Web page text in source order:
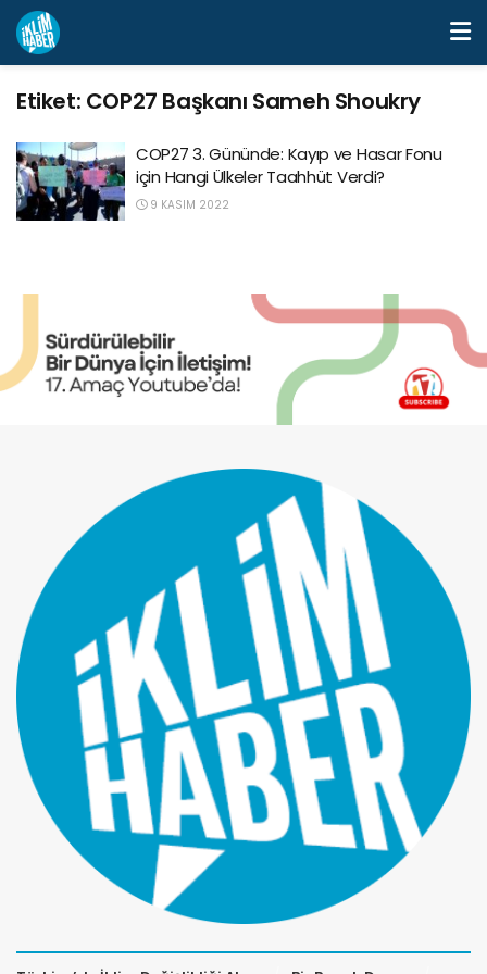
Etiket: COP27 Başkanı Sameh Shoukry
COP27 3. Gününde: Kayıp ve Hasar Fonu
için Hangi Ülkeler Taahhüt Verdi?
9 KASIM 2022